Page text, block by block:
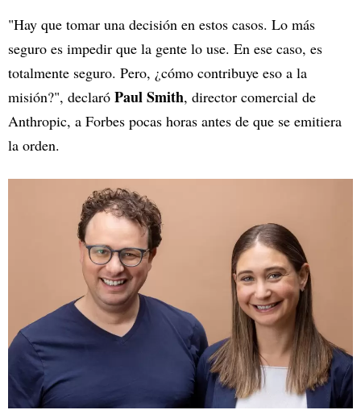
"Hay que tomar una decisión en estos casos. Lo más
seguro es impedir que la gente lo use. En ese caso, es
totalmente seguro. Pero, ¿cómo contribuye eso a la
misión?", declaró Paul Smith, director comercial de
Anthropic, a Forbes pocas horas antes de que se emitiera
la orden.